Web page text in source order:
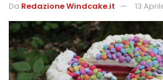
Da Redazione Windcake.it 13